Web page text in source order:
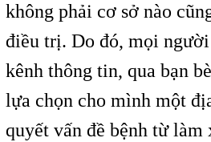
không phải cơ sở nào
điều trị. Do đó, mọi
kênh thông tin, qua bạn
lựa chọn cho mình một
quyết vấn đề bệnh từ làm